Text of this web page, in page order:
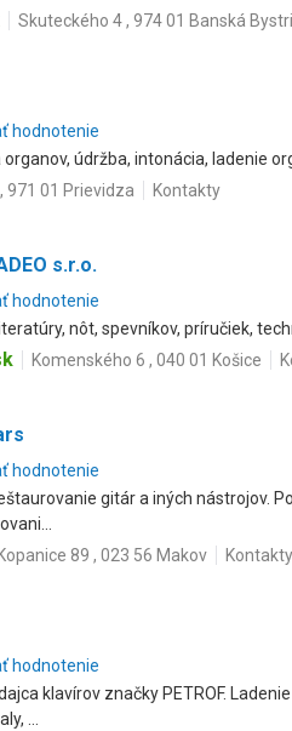
Skuteckého 4 , 974 01 Banská
hodnotenie
údržba, intonácia, ladenie
971 01 Prievidza
Kontakty
s.r.o.
hodnotenie
nôt, spevníkov, príručiek,
Komenského 6 , 040 01 Košice
hodnotenie
gitár a iných nástrojov.
Kopanice 89 , 023 56 Makov Kontakty
hodnotenie
klavírov značky PETROF.
...